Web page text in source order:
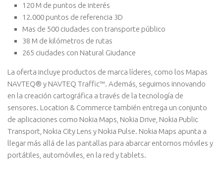
120 M de puntos de interés
12.000 puntos de referencia 3D
Mas de 500 ciudades con transporte público
38 M de kilómetros de rutas
265 ciudades con Natural Giudance
La oferta incluye productos de marca líderes, como los Mapas
NAVTEQ® y NAVTEQ Traffic™. Además, seguimos innovando
en la creación cartográfica a través de la tecnología de
sensores. Location & Commerce también entrega un conjunto
de aplicaciones como Nokia Maps, Nokia Drive, Nokia Public
Transport, Nokia City Lens y Nokia Pulse. Nokia Maps apunta a
llegar más allá de las pantallas para abarcar entornos móviles y
portátiles, automóviles, en la red y tablets.